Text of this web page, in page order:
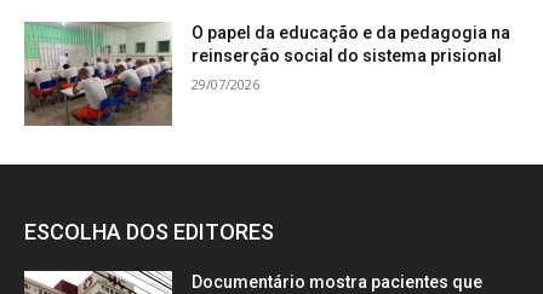
O papel da educação e da pedagogia na
reinserção social do sistema prisional
29/07/2026
ESCOLHA DOS EDITORES
Documentário mostra pacientes que